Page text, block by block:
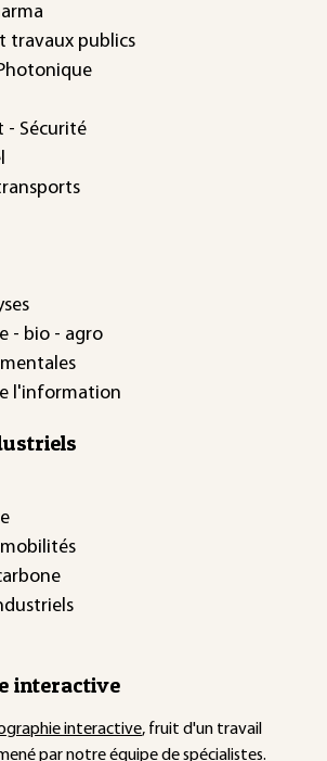
travaux publics
- Sécurité
- bio - agro
l'information
interactive
interactive, fruit d'un travail
par notre équipe de spécialistes.